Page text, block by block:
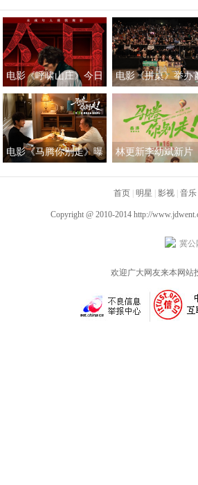
电影《呼啸山庄》今日
上映
电影《拼桌》举办
礼及路演 白色情人
约搭子稳稳幸福
电影《马腾你别走》曝
生“新地图”
林更新李幼斌新片
首页 明星 影视 音乐
Copyright @ 2010-2014 http://
冀公
欢迎广大网友来本网站